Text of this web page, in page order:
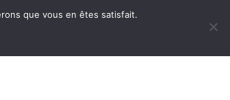
que vous en êtes satisfait.